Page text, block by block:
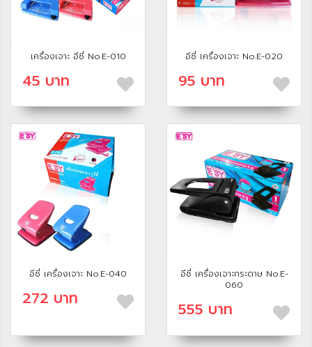
เครื่องเจาะ อีซี่ No.E-010
45 บาท
อีซี่ เครื่องเจาะ No.E-020
95 บาท
อีซี่ เครื่องเจาะ No.E-040
272 บาท
อีซี่ เครื่องเจาะกระดาษ No.E-
060
555 บาท